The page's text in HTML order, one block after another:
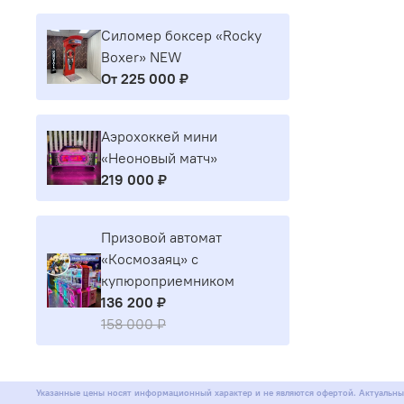
Силомер боксер «Rocky
Boxer» NEW
От 225 000 ₽
Аэрохоккей мини
«Неоновый матч»
219 000 ₽
Призовой автомат
«Космозаяц» с
купюроприемником
136 200 ₽
158 000 ₽
Указанные цены носят информационный характер и не являются офертой.